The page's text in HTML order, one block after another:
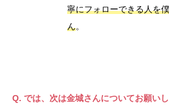
寧にフォローできる人を
ん。
Q. では、次は金城さんについてお願いし